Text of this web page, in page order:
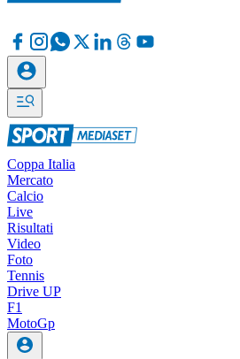
Coppa Italia
Mercato
Calcio
Live
Risultati
Video
Foto
Tennis
Drive UP
F1
MotoGp